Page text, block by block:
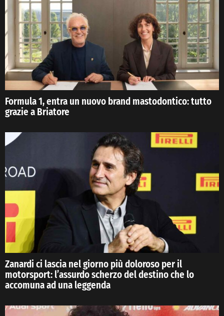
Formula 1, entra un nuovo brand mastodontico: tutto
grazie a Briatore
Zanardi ci lascia nel giorno più doloroso per il
motorsport: l’assurdo scherzo del destino che lo
accomuna ad una leggenda